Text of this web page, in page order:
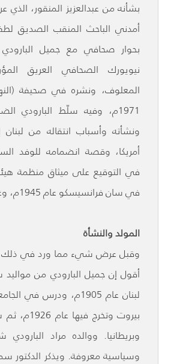
بشأنه من عبدالعزيز المنقور، الذي
أمدني الباحث المنقب الصديق
بحوار صحافي مع جميل
نيويورك الصحافي العريق
المعلوف، ونشره في صحيفة (النهار)
1971م، وفيه سلّط البارودي
ونشأته وأسباب انتقاله من لبنان
أمريكا، وقصة انضمامه للوفد
في التوقيع على ميثاق منظمة هيئة
في سان فرانسيسكو عام 1945م، وغير ذلك.
المولد والنشأة
وقبل عرض شيء مما ورد في ذلك
أقول إن جميل البارودي من
لبنان عام 1905م، ودرس في
بيروت وتخرج
وبريطانيا. ووالده مراد البارودي
وسياسية معروفة. ويذكر الدكتور